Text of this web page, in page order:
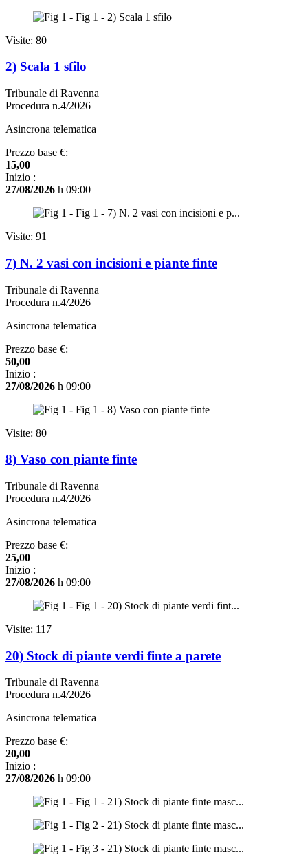
Visite: 80
2) Scala 1 sfilo
Tribunale di Ravenna
Procedura n.4/2026
Asincrona telematica
Prezzo base €:
15,00
Inizio :
27/08/2026 h 09:00
Visite: 91
7) N. 2 vasi con incisioni e piante finte
Tribunale di Ravenna
Procedura n.4/2026
Asincrona telematica
Prezzo base €:
50,00
Inizio :
27/08/2026 h 09:00
Visite: 80
8) Vaso con piante finte
Tribunale di Ravenna
Procedura n.4/2026
Asincrona telematica
Prezzo base €:
25,00
Inizio :
27/08/2026 h 09:00
Visite: 117
20) Stock di piante verdi finte a parete
Tribunale di Ravenna
Procedura n.4/2026
Asincrona telematica
Prezzo base €:
20,00
Inizio :
27/08/2026 h 09:00